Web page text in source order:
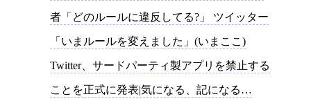
者「どのルールに違反してる?」 ツイッター
「いまルールを変えました」(いまここ)
Twitter、サードパーティ製アプリを禁止する
ことを正式に発表|気になる、記になる…